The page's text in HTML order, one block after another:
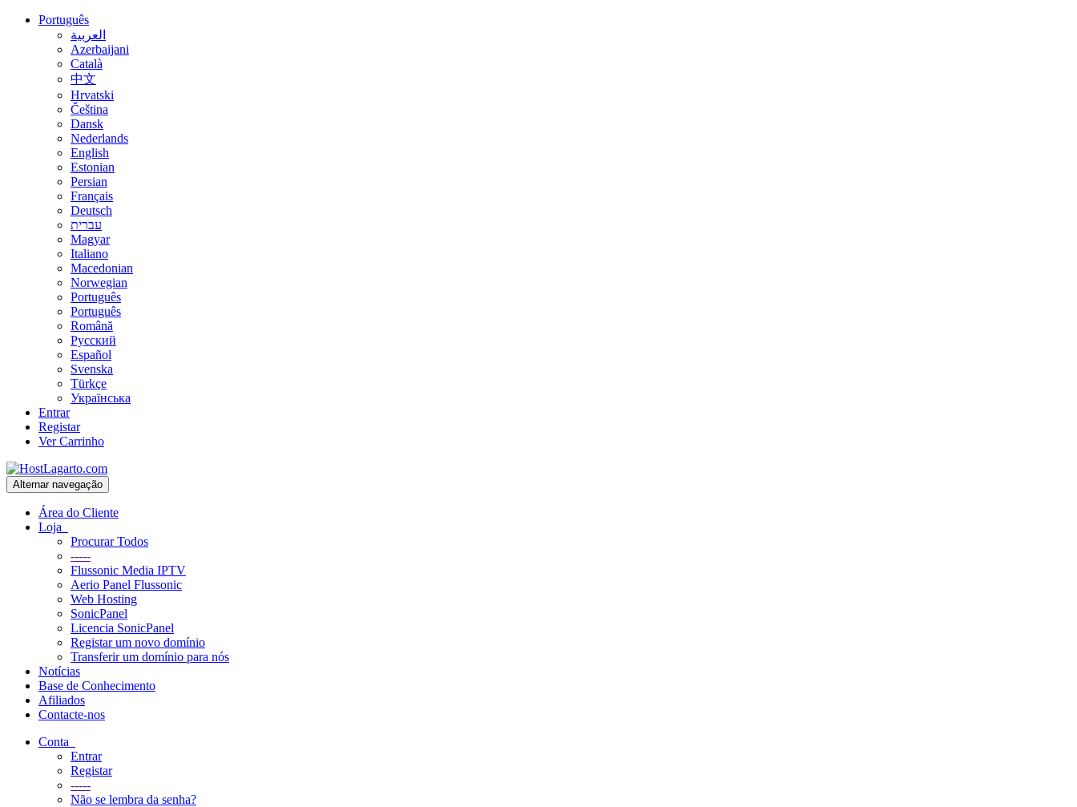
Português
العربية
Azerbaijani
Català
中文
Hrvatski
Čeština
Dansk
Nederlands
English
Estonian
Persian
Français
Deutsch
עברית
Magyar
Italiano
Macedonian
Norwegian
Português
Português
Română
Русский
Español
Svenska
Türkçe
Українська
Entrar
Registar
Ver Carrinho
Alternar navegação
Área do Cliente
Loja
Procurar Todos
-----
Flussonic Media IPTV
Aerio Panel Flussonic
Web Hosting
SonicPanel
Licencia SonicPanel
Registar um novo domínio
Transferir um domínio para nós
Notícias
Base de Conhecimento
Afiliados
Contacte-nos
Conta
Entrar
Registar
-----
Não se lembra da senha?